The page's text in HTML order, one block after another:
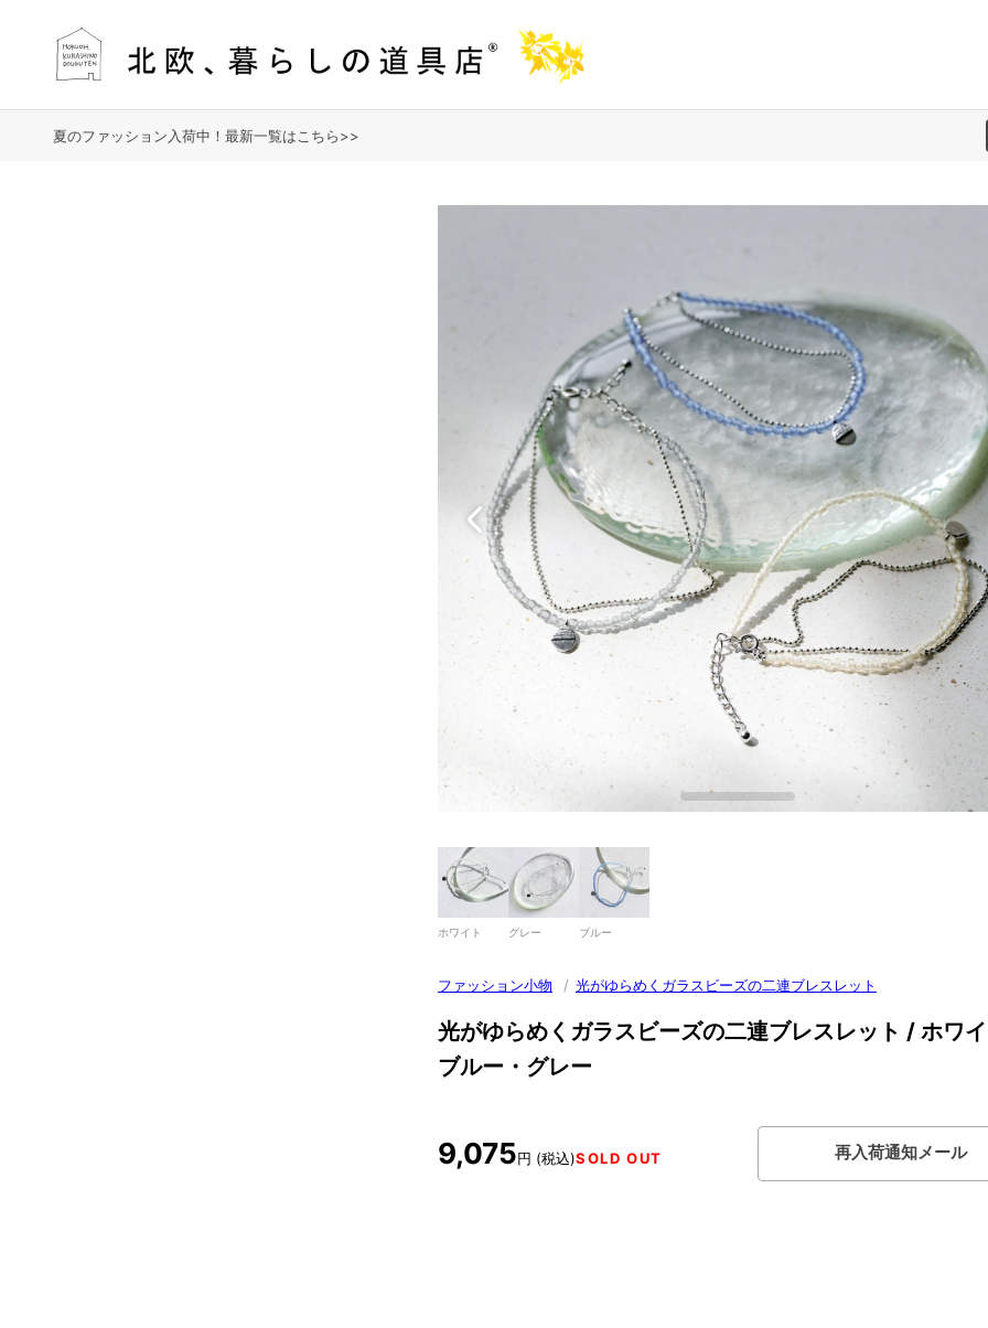
夏のファッション入荷中！最新一覧はこちら>>
ホワイト グレー ブルー
ファッション小物 / 光がゆらめくガラスビーズの二連ブレスレット
光がゆらめくガラスビーズの二連ブレスレット / ホワ
ブルー・グレー
9,075円 (税込)SOLD OUT 再入荷通知メール